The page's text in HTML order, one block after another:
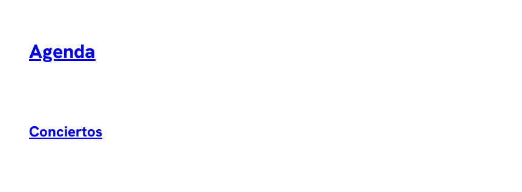
Agenda
Conciertos